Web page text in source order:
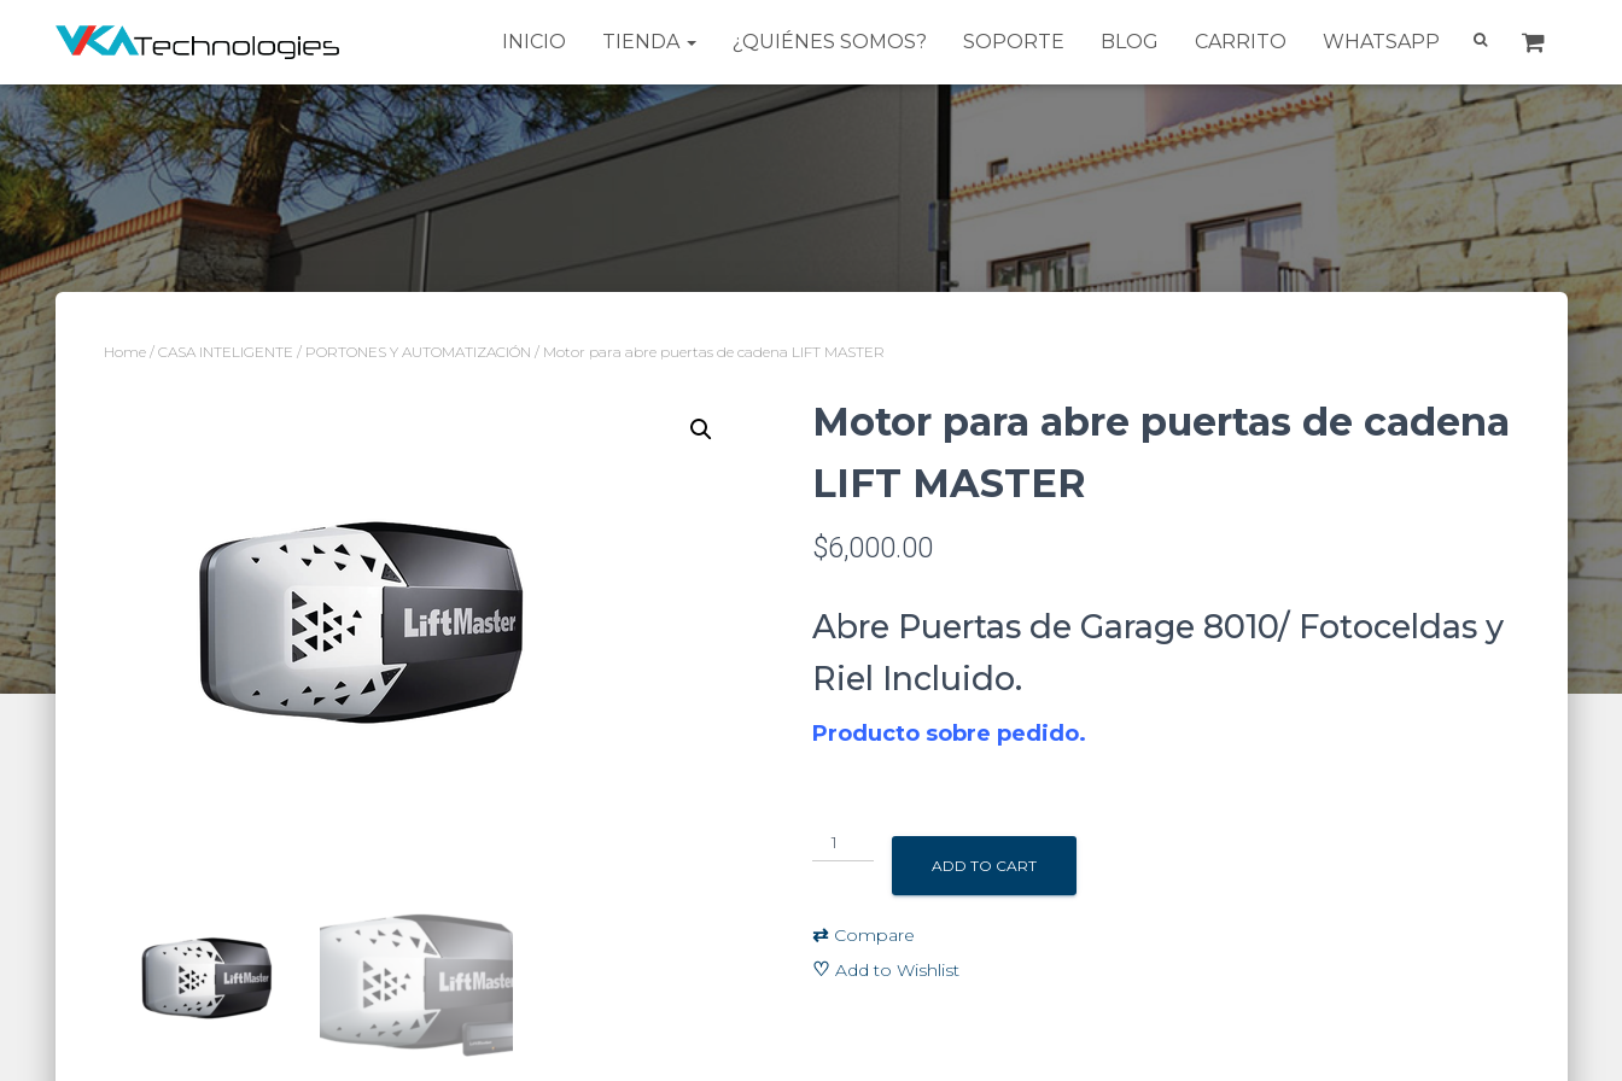
INICIO TIENDA ¿QUIÉNES SOMOS? SOPORTE BLOG CARRITO WHATSAPP
Home/ CASA INTELIGENTE / PORTONES Y AUTOMATIZACIÓN / Motor para abre puertas de cadena LIFT MASTER
Motor para abre puertas de cadena
LIFT MASTER
$6,000.00
Abre Puertas de Garage 8010/ Fotoceldas y
Riel Incluido.
Producto sobre pedido.
Motor
para
de
cadena
ADD TO CART
⇄ Compare
♡ Add to Wishlist